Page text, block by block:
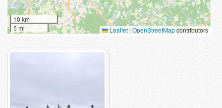
10 km
5 mi
Leaflet | OpenStreetMapcontributors